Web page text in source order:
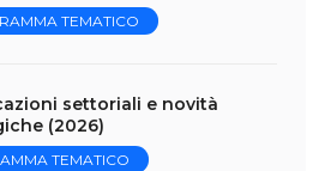
TEMATICO
settoriali e novità
(2026)
TEMATICO